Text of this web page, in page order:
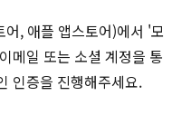
, 애플 앱스토어)에서 '모
메일 또는 소셜 계정을 통
인증을 진행해주세요.